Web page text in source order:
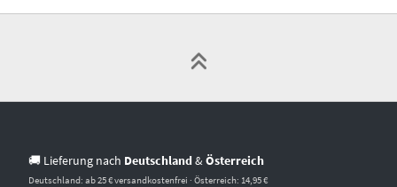
🚚 Lieferung nach Deutschland &Österreich
Deutschland: ab 25 € versandkostenfrei · Österreich: 14,95 €